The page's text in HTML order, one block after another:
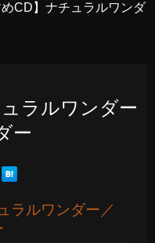
CD】ナチュラルワンダ
ュラルワンダー
ー
ラルワンダー／